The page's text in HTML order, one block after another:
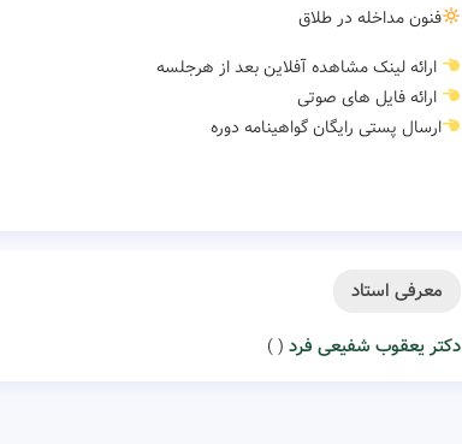
فنون مداخله در طلاق
ارائه لینک مشاهده آفلاین بعد از هرجلسه
ارائه فایل های صوتی
ارسال پستی رایگان گواهینامه دوره
معرفی استاد
دکتر یعقوب شفیعی فرد ( )